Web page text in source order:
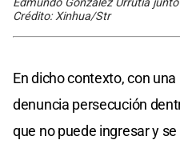
Edmundo González Urrutia
Crédito: Xinhua/Str
En dicho contexto, con
denuncia persecución
que no puede ingresar y